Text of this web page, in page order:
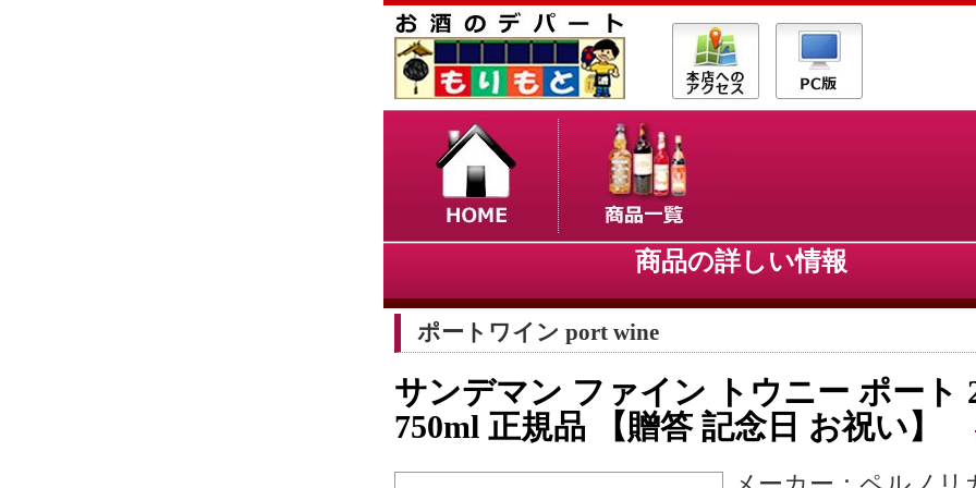
商品の詳しい情報
ポートワイン port wine
サンデマン ファイン トウニー ポート
750ml 正規品 【贈答 記念日 お祝い】